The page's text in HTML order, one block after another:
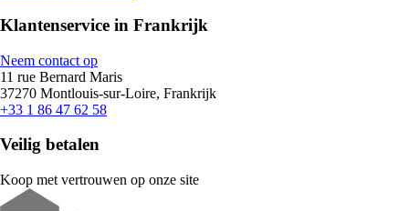
Klantenservice in Frankrijk
Neem contact op
11 rue Bernard Maris
37270 Montlouis-sur-Loire, Frankrijk
+33 1 86 47 62 58
Veilig betalen
Koop met vertrouwen op onze site